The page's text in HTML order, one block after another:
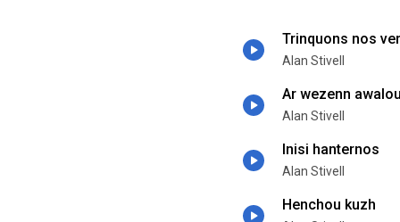
Trinquons nos
Alan Stivell
Ar wezenn awalou
Alan Stivell
Inisi hanternos
Alan Stivell
Henchou kuzh